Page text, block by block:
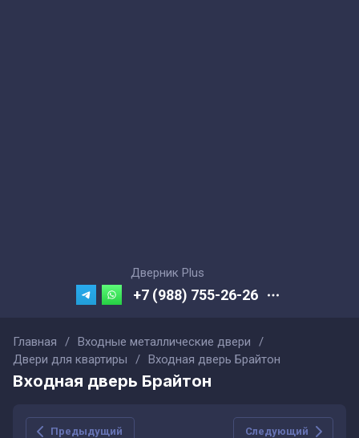
Дверник Plus
+7 (988) 755-26-26
Главная / Входные металлические двери
/
Двери для квартиры
/ Входная дверь Брайтон
Входная дверь Брайтон
Предыдущий Следующий